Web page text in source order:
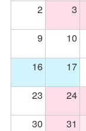
2
3
9
10
16
17
23
24
30
31